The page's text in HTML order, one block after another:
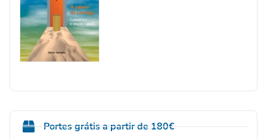
Portes grátis a partir de 180€